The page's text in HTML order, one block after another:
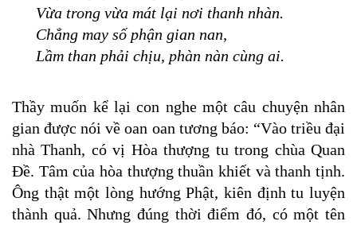
Vừa trong vừa mát lại nơi thanh nhàn.
Chẳng may số phận gian nan,
Lầm than phải chịu, phàn nàn cùng ai.
Thầy muốn kể lại con nghe một câu chuyện nhân
gian được nói về oan oan tương báo: “Vào triều đại
nhà Thanh, có vị Hòa thượng tu trong chùa Quan
Đề. Tâm của hòa thượng thuần khiết và thanh tịnh.
Ông thật một lòng hướng Phật, kiên định tu luyện
thành quả. Nhưng đúng thời điểm đó, có một tên